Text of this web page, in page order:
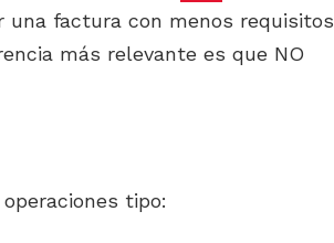
una factura con menos requisitos
más relevante es que NO
tipo: